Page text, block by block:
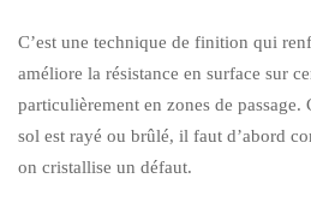
C’est une technique de finition qui
améliore la résistance en surface sur
particulièrement en zones de passage.
sol est rayé ou brûlé, il faut d’abord
on cristallise un défaut.